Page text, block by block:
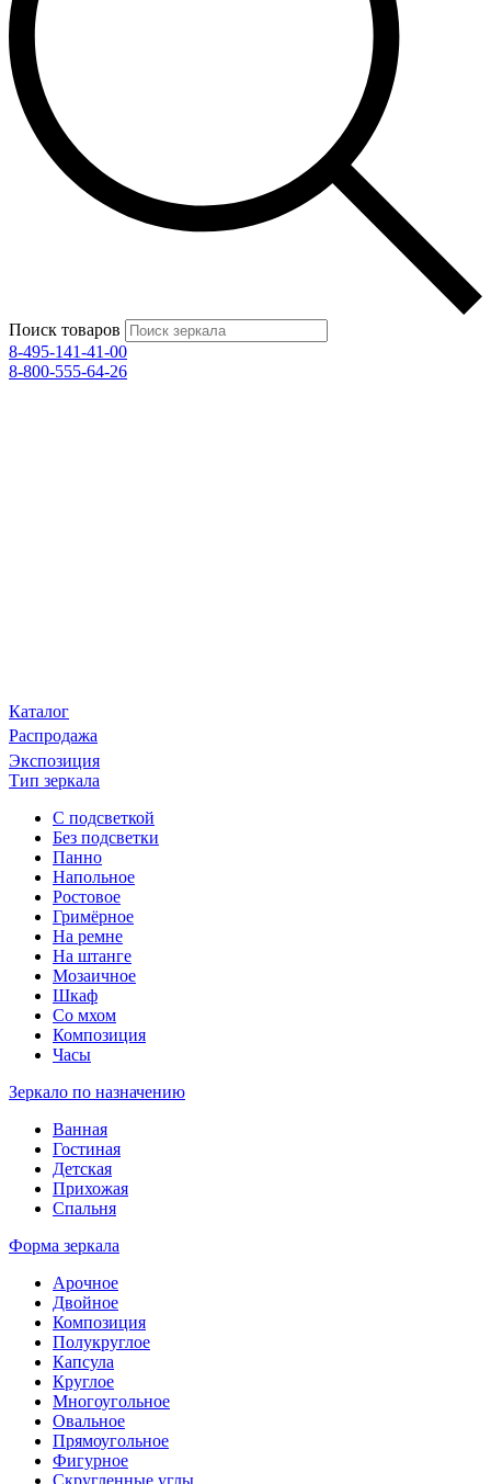
Поиск товаров
8-495-141-41-00
8-800-555-64-26
Каталог
Распродажа
Экспозиция
Тип зеркала
С подсветкой
Без подсветки
Панно
Напольное
Ростовое
Гримёрное
На ремне
На штанге
Мозаичное
Шкаф
Со мхом
Композиция
Часы
Зеркало по назначению
Ванная
Гостиная
Детская
Прихожая
Спальня
Форма зеркала
Арочное
Двойное
Композиция
Полукруглое
Капсула
Круглое
Многоугольное
Овальное
Прямоугольное
Фигурное
Скругленные углы